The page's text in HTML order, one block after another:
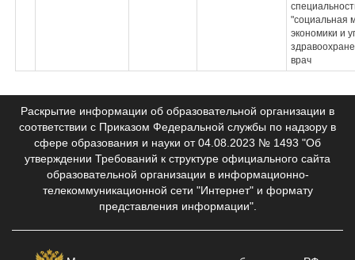
"социальная
экономики и
врач
Раскрытие информации об образовательной организации в
соответствии с Приказом Федеральной службы по надзору в
сфере образования и науки от 04.08.2023 № 1493 "Об
утверждении Требований к структуре официального сайта
образовательной организации в информационно-
телекоммуникационной сети "Интернет" и формату
представления информации".